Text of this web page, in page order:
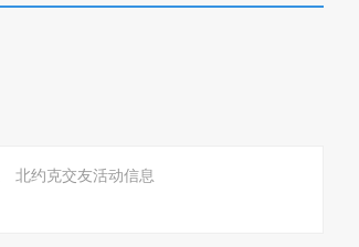
北约克交友活动信息